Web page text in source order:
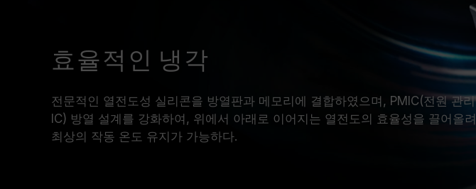
효율적인 냉각
전문적인 열전도성 실리콘을 방열판과 메모리에 결합하였으며, PMIC(전원 관리
IC) 방열 설계를 강화하여, 위에서 아래로 이어지는 열전도의 효율성을 끌어올려
최상의 작동 온도 유지가 가능하다.